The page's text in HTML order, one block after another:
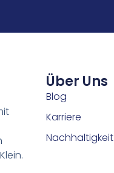
Über Uns
Blog
Karriere
Nachhaltigkeit